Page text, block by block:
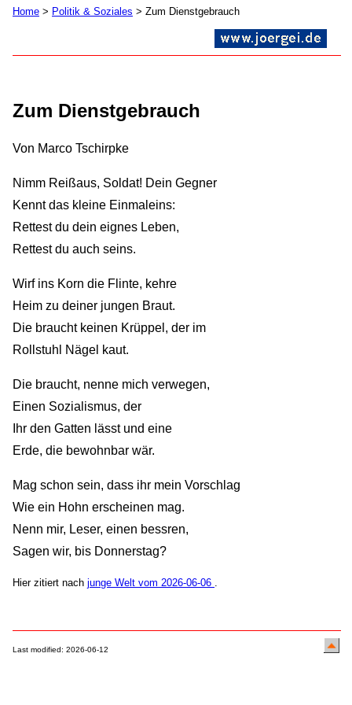
Home > Politik & Soziales > Zum Dienstgebrauch
Zum Dienstgebrauch
Von Marco Tschirpke
Nimm Reißaus, Soldat! Dein Gegner
Kennt das kleine Einmaleins:
Rettest du dein eignes Leben,
Rettest du auch seins.
Wirf ins Korn die Flinte, kehre
Heim zu deiner jungen Braut.
Die braucht keinen Krüppel, der im
Rollstuhl Nägel kaut.
Die braucht, nenne mich verwegen,
Einen Sozialismus, der
Ihr den Gatten lässt und eine
Erde, die bewohnbar wär.
Mag schon sein, dass ihr mein Vorschlag
Wie ein Hohn erscheinen mag.
Nenn mir, Leser, einen bessren,
Sagen wir, bis Donnerstag?
Hier zitiert nach junge Welt vom 2026-06-06
Last modified: 2026-06-12